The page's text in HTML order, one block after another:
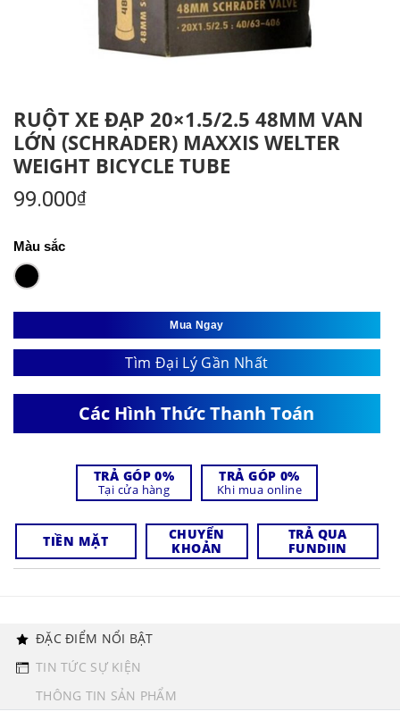
RUỘT XE ĐẠP 20×1.5/2.5 48MM VAN
LỚN (SCHRADER) MAXXIS WELTER
WEIGHT BICYCLE TUBE
99.000₫
Màu sắc
Mua Ngay
Tìm Đại Lý Gần Nhất
Các Hình Thức Thanh Toán
TRẢ GÓP 0%
Tại cửa hàng
TRẢ GÓP 0%
Khi mua online
TIỀN MẶT
CHUYỂN
KHOẢN
TRẢ QUA
FUNDIIN
ĐẶC ĐIỂM NỔI BẬT
TIN TỨC SỰ KIỆN
THÔNG TIN SẢN PHẨM